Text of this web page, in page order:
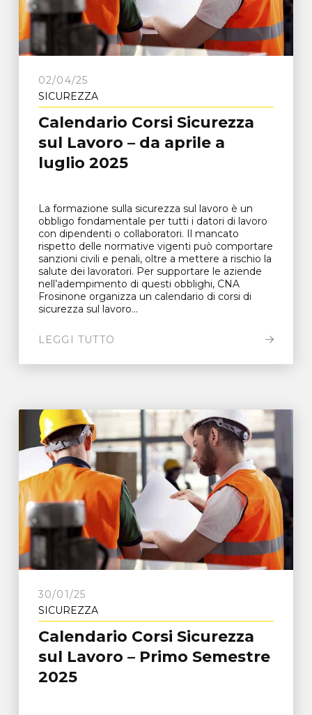
02/04/25
SICUREZZA
Calendario Corsi Sicurezza
sul Lavoro – da aprile a
luglio 2025
La formazione sulla sicurezza sul lavoro è un
obbligo fondamentale per tutti i datori di lavoro
con dipendenti o collaboratori. Il mancato
rispetto delle normative vigenti può comportare
sanzioni civili e penali, oltre a mettere a rischio la
salute dei lavoratori. Per supportare le aziende
nell’adempimento di questi obblighi, CNA
Frosinone organizza un calendario di corsi di
sicurezza sul lavoro...
LEGGI TUTTO
30/01/25
SICUREZZA
Calendario Corsi Sicurezza
sul Lavoro – Primo Semestre
2025